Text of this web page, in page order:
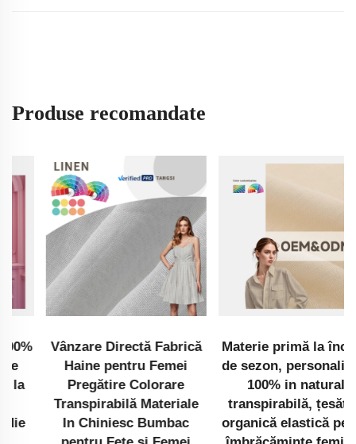
Produse recomandate
Vânzare Directă Fabrică
Haine pentru Femei
Pregătire Colorare
Transpirabilă Materiale
In Chiniesc Bumbac
Materie primă la început
de sezon, personalizată,
100% in natural,
transpirabilă, țesătură
organică elastică pentru